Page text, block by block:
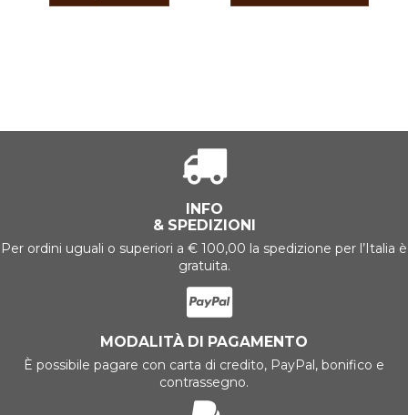
INFO
& SPEDIZIONI
Per ordini uguali o superiori a € 100,00 la spedizione per l’Italia è
gratuita.
MODALITÀ DI PAGAMENTO
È possibile pagare con carta di credito, PayPal, bonifico e
contrassegno.